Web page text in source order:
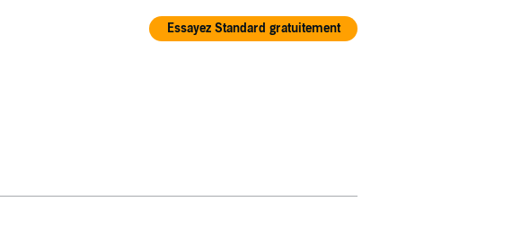
Essayez Standard gratuitement